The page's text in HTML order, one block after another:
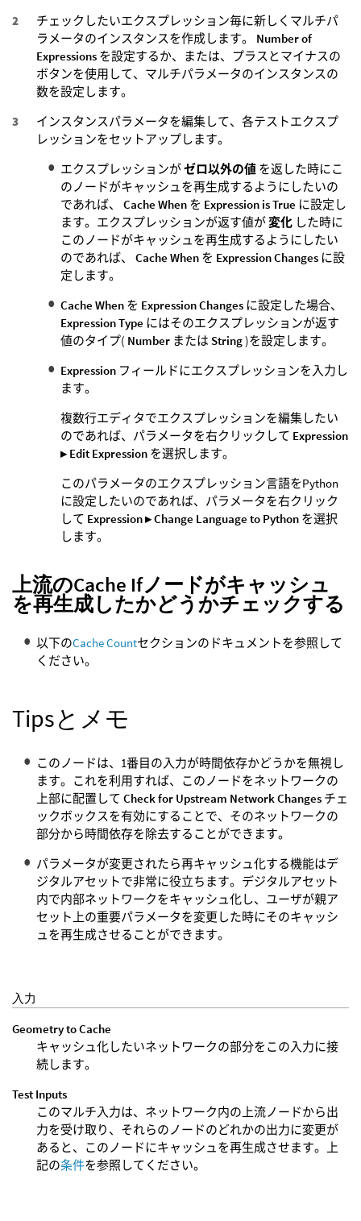
チェックしたいエクスプレッション毎に新しくマルチパ
ラメータのインスタンスを作成します。 Number of
Expressions を設定するか、または、プラスとマイナスの
ボタンを使用して、マルチパラメータのインスタンスの
数を設定します。
インスタンスパラメータを編集して、各テストエクスプ
レッションをセットアップします。
エクスプレッションがゼロ以外の値 を返した時にこ
のノードがキャッシュを再生成するようにしたいの
であれば、 Cache When を Expression is True に設定し
ます。エクスプレッションが返す値が変化 した時に
このノードがキャッシュを再生成するようにしたい
のであれば、 Cache When を Expression Changes に設
定します。
Cache When を Expression Changes に設定した場合、
Expression Type にはそのエクスプレッションが返す
値のタイプ( Number または String)を設定します。
Expression フィールドにエクスプレッションを入力し
ます。
複数行エディタでエクスプレッションを編集したい
のであれば、パラメータを右クリックして Expression
▸ Edit Expression を選択します。
このパラメータのエクスプレッション言語をPython
に設定したいのであれば、パラメータを右クリック
して Expression ▸ Change Language to Python を選択
します。
上流のCache Ifノードがキャッシュ
を再生成したかどうかチェックする
以下のCache Countセクションのドキュメントを参照して
ください。
Tipsとメモ
このノードは、1番目の入力が時間依存かどうかを無視し
ます。これを利用すれば、このノードをネットワークの
上部に配置して Check for Upstream Network Changes チェ
ックボックスを有効にすることで、そのネットワークの
部分から時間依存を除去することができます。
パラメータが変更されたら再キャッシュ化する機能はデ
ジタルアセットで非常に役立ちます。デジタルアセット
内で内部ネットワークをキャッシュ化し、ユーザが親ア
セット上の重要パラメータを変更した時にそのキャッシ
ュを再生成させることができます。
入力
Geometry to Cache
キャッシュ化したいネットワークの部分をこの入力に接
続します。
Test Inputs
このマルチ入力は、ネットワーク内の上流ノードから出
力を受け取り、それらのノードのどれかの出力に変更が
あると、このノードにキャッシュを再生成させます。上
記の条件を参照してください。